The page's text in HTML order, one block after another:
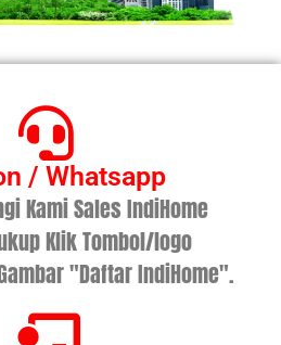
/ Whatsapp
Kami Sales IndiHome
Klik Tombol/logo
"Daftar IndiHome".